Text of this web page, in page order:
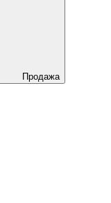
Продажа